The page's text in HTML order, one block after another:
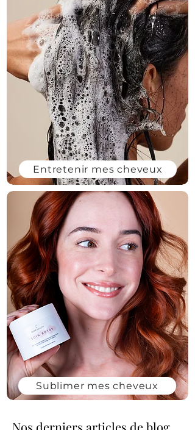
Entretenir mes cheveux
Sublimer mes cheveux